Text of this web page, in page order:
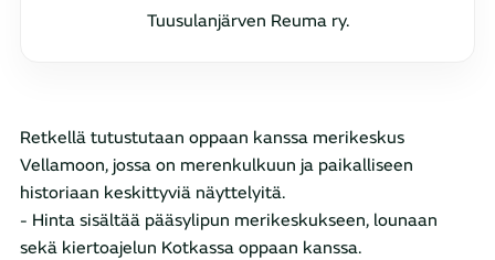
Tuusulanjärven Reuma ry.
Retkellä tutustutaan oppaan kanssa merikeskus
Vellamoon, jossa on merenkulkuun ja paikalliseen
historiaan keskittyviä näyttelyitä.
- Hinta sisältää pääsylipun merikeskukseen, lounaan
sekä kiertoajelun Kotkassa oppaan kanssa.